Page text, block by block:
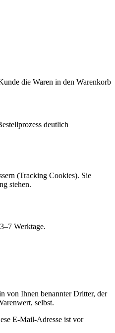
die Waren in den Warenkorb
deutlich
Werktage.
von Ihnen benannter Dritter, der
selbst.
E-Mail-Adresse ist vor
(Tracking Cookies). Sie
stehen.